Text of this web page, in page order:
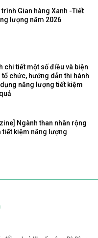
trình Gian hàng Xanh -Tiết
lượng năm 2026
chi tiết một số điều và biện
tổ chức, hướng dẫn thi hành
dụng năng lượng tiết kiệm
Ngành than nhân rộng
tiết kiệm năng lượng